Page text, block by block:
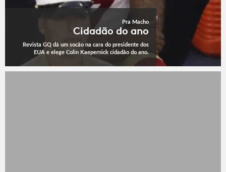
Pra Macho
Cidadão do ano
Revista GQ dá um socão na cara do presidente dos
EUA e elege Colin Kaepernick cidadão do ano.